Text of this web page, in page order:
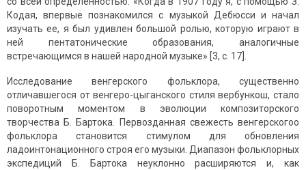
Кодая, впервые познакомился с музыкой Дебюсси и начал
изучать ее, я был удивлен большой ролью, которую играют в
ней пентатонические образования, аналогичные
встречающимся в нашей народной музыке» [3, с. 17].
Исследование венгерского фольклора, существенно
отличавшегося от венгеро-цыганского стиля вербункош, стало
поворотным моментом в эволюции композиторского
творчества Б. Бартока. Первозданная свежесть венгерскогоо
фольклора становится стимулом для обновления
ладоинтонационного строя его музыки. Диапазон фольклорных
экспедиций Б. Бартока неуклонно расширяются и, как